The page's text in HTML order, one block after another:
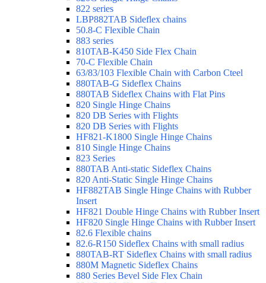
822 series
LBP882TAB Sideflex chains
50.8-C Flexible Chain
883 series
810TAB-K450 Side Flex Chain
70-C Flexible Chain
63/83/103 Flexible Chain with Carbon Cteel
880TAB-G Sideflex Chains
880TAB Sideflex Chains with Flat Pins
820 Single Hinge Chains
820 DB Series with Flights
820 DB Series with Flights
HF821-K1800 Single Hinge Chains
810 Single Hinge Chains
823 Series
880TAB Anti-static Sideflex Chains
820 Anti-Static Single Hinge Chains
HF882TAB Single Hinge Chains with Rubber
Insert
HF821 Double Hinge Chains with Rubber Insert
HF820 Single Hinge Chains with Rubber Insert
82.6 Flexible chains
82.6-R150 Sideflex Chains with small radius
880TAB-RT Sideflex Chains with small radius
880M Magnetic Sideflex Chains
880 Series Bevel Side Flex Chain